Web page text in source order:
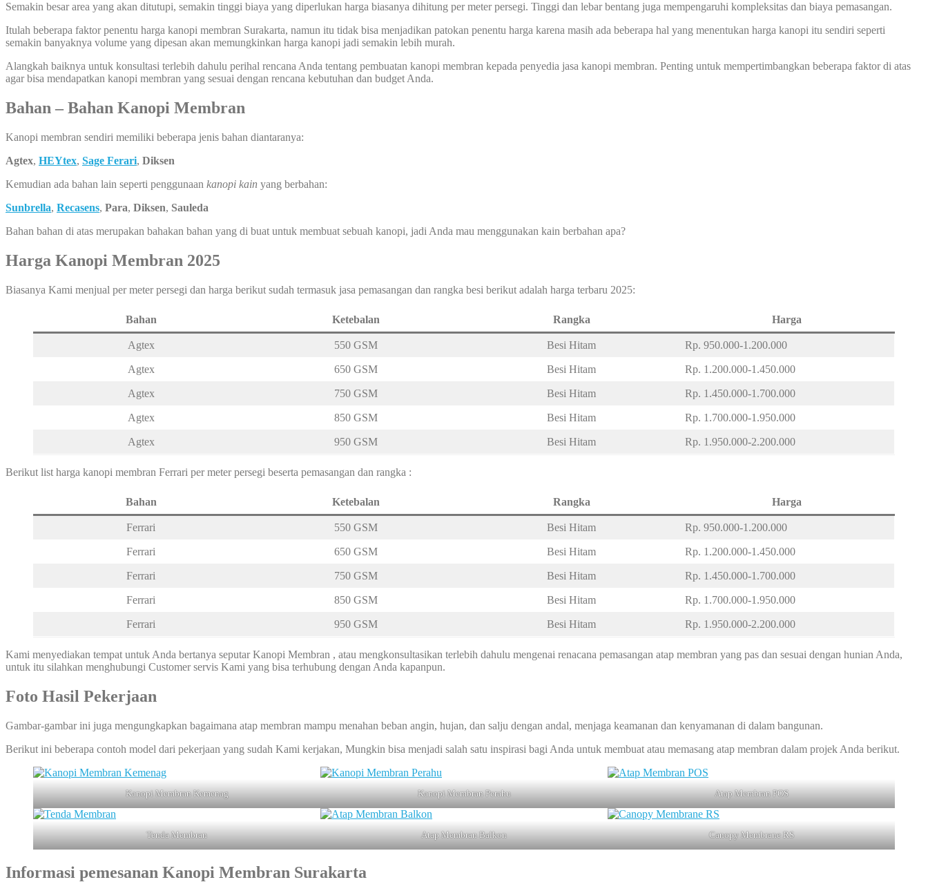
Semakin besar area yang akan ditutupi, semakin tinggi biaya yang diperlukan harga biasanya dihitung per meter persegi. Tinggi dan lebar bentang juga mempengaruhi kompleksitas dan biaya pemasangan.
Itulah beberapa faktor penentu harga kanopi membran Surakarta, namun itu tidak bisa menjadikan patokan penentu harga karena masih ada beberapa hal yang menentukan harga kanopi itu sendiri seperti
semakin banyaknya volume yang dipesan akan memungkinkan harga kanopi jadi semakin lebih murah.
Alangkah baiknya untuk konsultasi terlebih dahulu perihal rencana Anda tentang pembuatan kanopi membran kepada penyedia jasa kanopi membran. Penting untuk mempertimbangkan beberapa faktor di atas
agar bisa mendapatkan kanopi membran yang sesuai dengan rencana kebutuhan dan budget Anda.
Bahan – Bahan Kanopi Membran
Kanopi membran sendiri memiliki beberapa jenis bahan diantaranya:
Agtex, HEYtex, Sage Ferari, Diksen
Kemudian ada bahan lain seperti penggunaan kanopi kain yang berbahan:
Sunbrella, Recasens, Para, Diksen, Sauleda
Bahan bahan di atas merupakan bahakan bahan yang di buat untuk membuat sebuah kanopi, jadi Anda mau menggunakan kain berbahan apa?
Harga Kanopi Membran 2025
Biasanya Kami menjual per meter persegi dan harga berikut sudah termasuk jasa pemasangan dan rangka besi berikut adalah harga terbaru 2025:
Bahan Ketebalan Rangka Harga
Agtex 550 GSM Besi Hitam Rp. 950.000-1.200.000
Agtex 650 GSM Besi Hitam Rp. 1.200.000-1.450.000
Agtex 750 GSM Besi Hitam Rp. 1.450.000-1.700.000
Agtex 850 GSM Besi Hitam Rp. 1.700.000-1.950.000
Agtex 950 GSM Besi Hitam Rp. 1.950.000-2.200.000
Berikut list harga kanopi membran Ferrari per meter persegi beserta pemasangan dan rangka :
Bahan Ketebalan Rangka Harga
Ferrari 550 GSM Besi Hitam Rp. 950.000-1.200.000
Ferrari 650 GSM Besi Hitam Rp. 1.200.000-1.450.000
Ferrari 750 GSM Besi Hitam Rp. 1.450.000-1.700.000
Ferrari 850 GSM Besi Hitam Rp. 1.700.000-1.950.000
Ferrari 950 GSM Besi Hitam Rp. 1.950.000-2.200.000
Kami menyediakan tempat untuk Anda bertanya seputar Kanopi Membran , atau mengkonsultasikan terlebih dahulu mengenai renacana pemasangan atap membran yang pas dan sesuai dengan hunian Anda,
untuk itu silahkan menghubungi Customer servis Kami yang bisa terhubung dengan Anda kapanpun.
Foto Hasil Pekerjaan
Gambar-gambar ini juga mengungkapkan bagaimana atap membran mampu menahan beban angin, hujan, dan salju dengan andal, menjaga keamanan dan kenyamanan di dalam bangunan.
Berikut ini beberapa contoh model dari pekerjaan yang sudah Kami kerjakan, Mungkin bisa menjadi salah satu inspirasi bagi Anda untuk membuat atau memasang atap membran dalam projek Anda berikut.
Kanopi Membran Kemenag Kanopi Membran Perahu Atap Membran POS
Tenda Membran Atap Membran Balkon Canopy Membrane RS
Informasi pemesanan Kanopi Membran Surakarta